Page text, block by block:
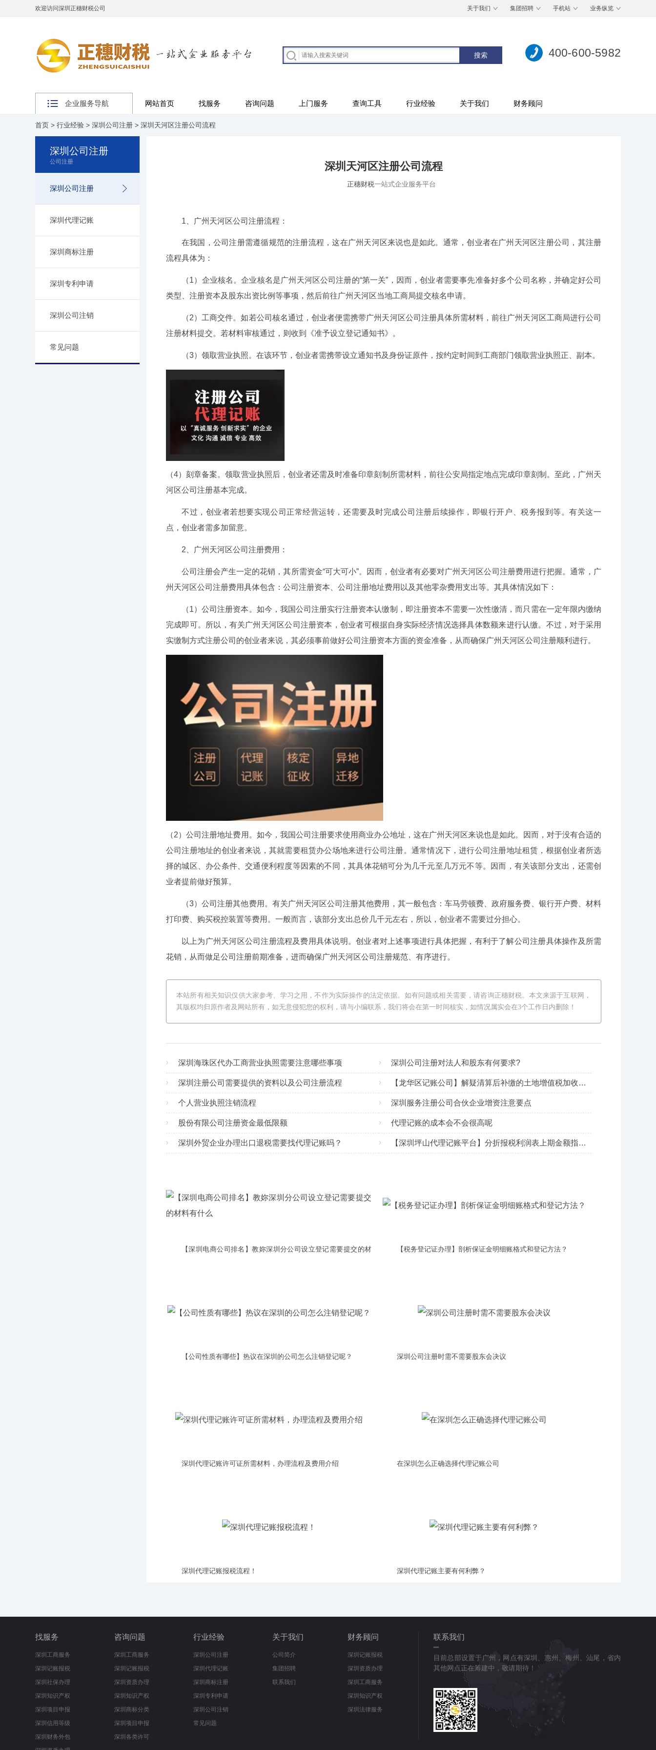
欢迎访问深圳正穗财税公司 关于我们 集团招聘 手机站 业务纵览
400-600-5982
企业服务导航 网站首页 找服务 咨询问题 上门服务 查询工具 行业经验 关于我们 财务顾问
首页 > 行业经验 > 深圳公司注册 > 深圳天河区注册公司流程
深圳公司注册
公司注册
深圳公司注册
深圳代理记账
深圳商标注册
深圳专利申请
深圳公司注销
常见问题
深圳天河区注册公司流程
正穗财税一站式企业服务平台
1、广州天河区公司注册流程：
在我国，公司注册需遵循规范的注册流程，这在广州天河区来说也是如此。通常，创业者在广州天河区注册公司，其注册
流程具体为：
（1）企业核名。企业核名是广州天河区公司注册的“第一关”，因而，创业者需要事先准备好多个公司名称，并确定好公司
类型、注册资本及股东出资比例等事项，然后前往广州天河区当地工商局提交核名申请。
（2）工商交件。如若公司核名通过，创业者便需携带广州天河区公司注册具体所需材料，前往广州天河区工商局进行公司
注册材料提交。若材料审核通过，则收到《准予设立登记通知书》。
（3）领取营业执照。在该环节，创业者需携带设立通知书及身份证原件，按约定时间到工商部门领取营业执照正、副本。
（4）刻章备案。领取营业执照后，创业者还需及时准备印章刻制所需材料，前往公安局指定地点完成印章刻制。至此，广州天
河区公司注册基本完成。
不过，创业者若想要实现公司正常经营运转，还需要及时完成公司注册后续操作，即银行开户、税务报到等。有关这一
点，创业者需多加留意。
2、广州天河区公司注册费用：
公司注册会产生一定的花销，其所需资金“可大可小”。因而，创业者有必要对广州天河区公司注册费用进行把握。通常，广
州天河区公司注册费用具体包含：公司注册资本、公司注册地址费用以及其他零杂费用支出等。其具体情况如下：
（1）公司注册资本。如今，我国公司注册实行注册资本认缴制，即注册资本不需要一次性缴清，而只需在一定年限内缴纳
完成即可。所以，有关广州天河区公司注册资本，创业者可根据自身实际经济情况选择具体数额来进行认缴。不过，对于采用
实缴制方式注册公司的创业者来说，其必须事前做好公司注册资本方面的资金准备，从而确保广州天河区公司注册顺利进行。
（2）公司注册地址费用。如今，我国公司注册要求使用商业办公地址，这在广州天河区来说也是如此。因而，对于没有合适的
公司注册地址的创业者来说，其就需要租赁办公场地来进行公司注册。通常情况下，进行公司注册地址租赁，根据创业者所选
择的城区、办公条件、交通便利程度等因素的不同，其具体花销可分为几千元至几万元不等。因而，有关该部分支出，还需创
业者提前做好预算。
（3）公司注册其他费用。有关广州天河区公司注册其他费用，其一般包含：车马劳顿费、政府服务费、银行开户费、材料
打印费、购买税控装置等费用。一般而言，该部分支出总价几千元左右，所以，创业者不需要过分担心。
以上为广州天河区公司注册流程及费用具体说明。创业者对上述事项进行具体把握，有利于了解公司注册具体操作及所需
花销，从而做足公司注册前期准备，进而确保广州天河区公司注册规范、有序进行。
本站所有相关知识仅供大家参考、学习之用，不作为实际操作的法定依据。如有问题或相关需要，请咨询正穗财税。本文来源于互联网，
其版权均归原作者及网站所有，如无意侵犯您的权利，请与小编联系，我们将会在第一时间核实，如情况属实会在3个工作日内删除！
深圳海珠区代办工商营业执照需要注意哪些事项 深圳公司注册对法人和股东有何要求?
深圳注册公司需要提供的资料以及公司注册流程 【龙华区记账公司】解疑清算后补缴的土地增值税加收滞纳金吗？
个人营业执照注销流程 深圳服务注册公司合伙企业增资注意要点
股份有限公司注册资金最低限额 代理记账的成本会不会很高呢
深圳外贸企业办理出口退税需要找代理记账吗？ 【深圳坪山代理记账平台】分折报税利润表上期金额指的是全年吗?
【深圳电商公司排名】教妳深圳分公司设立登记需要提交的材
【税务登记证办理】剖析保证金明细账格式和登记方法？
【公司性质有哪些】热议在深圳的公司怎么注销登记呢？ 深圳公司注册时需不需要股东会决议
深圳代理记账许可证所需材料，办理流程及费用介绍 在深圳怎么正确选择代理记账公司
深圳代理记账报税流程！ 深圳代理记账主要有何利弊？
找服务
深圳工商服务
深圳记账报税
深圳社保办理
深圳知识产权
深圳项目申报
深圳信用等级
深圳财务外包
咨询问题
深圳工商服务
深圳记账报税
深圳资质办理
深圳知识产权
深圳商标分类
深圳项目申报
深圳各类许可
行业经验
深圳公司注册
深圳代理记账
深圳商标注册
深圳专利申请
深圳公司注销
常见问题
关于我们
公司简介
集团招聘
联系我们
财务顾问
深圳记账报税
深圳资质办理
深圳工商服务
深圳知识产权
深圳法律服务
联系我们
目前总部设置于广州，网点有深圳、惠州、梅州、汕尾，省内
其他网点正在筹建中，敬请期待！